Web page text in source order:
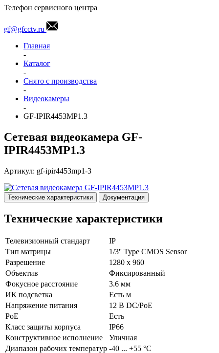
Телефон сервисного центра
gf@gfcctv.ru
Главная
-
Каталог
-
Снято с производства
-
Видеокамеры
-
GF-IPIR4453MP1.3
Сетевая видеокамера GF-
IPIR4453MP1.3
Артикул: gf-ipir4453mp1-3
Технические характеристики Документация
Технические характеристики
Телевизионный стандарт
IP
Тип матрицы
1/3'' Type CMOS Sensor
Разрешение
1280 x 960
Объектив
Фиксированный
Фокусное расстояние
3.6 мм
ИК подсветка
Есть м
Напряжение питания
12 В DC/PoE
PoE
Есть
Класс защиты корпуса
IP66
Конструктивное исполнение
Уличная
Диапазон рабочих температур -40 ... +55 °С